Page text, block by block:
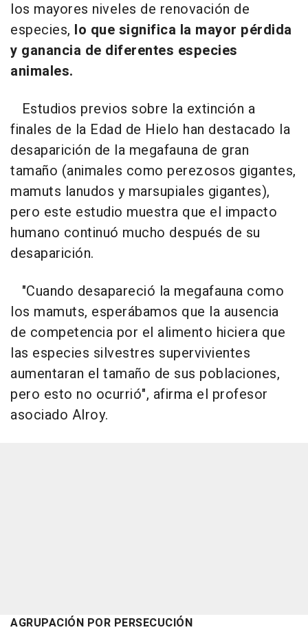
los mayores niveles de renovación de
especies, lo que significa la mayor pérdida
y ganancia de diferentes especies
animales.
Estudios previos sobre la extinción a
finales de la Edad de Hielo han destacado la
desaparición de la megafauna de gran
tamaño (animales como perezosos gigantes,
mamuts lanudos y marsupiales gigantes),
pero este estudio muestra que el impacto
humano continuó mucho después de su
desaparición.
"Cuando desapareció la megafauna como
los mamuts, esperábamos que la ausencia
de competencia por el alimento hiciera que
las especies silvestres supervivientes
aumentaran el tamaño de sus poblaciones,
pero esto no ocurrió", afirma el profesor
asociado Alroy.
AGRUPACIÓN POR PERSECUCIÓN